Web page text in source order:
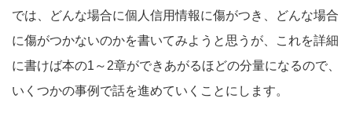
では、どんな場合に個人信用情報に傷がつき、どんな場合
に傷がつかないのかを書いてみようと思うが、これを詳細
に書けば本の1～2章ができあがるほどの分量になるので、
いくつかの事例で話を進めていくことにします。